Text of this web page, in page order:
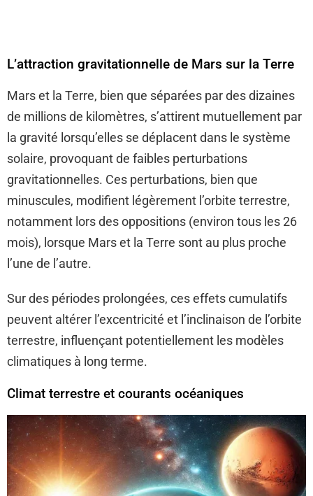
L’attraction gravitationnelle de Mars sur la Terre
Mars et la Terre, bien que séparées par des dizaines
de millions de kilomètres, s’attirent mutuellement par
la gravité lorsqu’elles se déplacent dans le système
solaire, provoquant de faibles perturbations
gravitationnelles. Ces perturbations, bien que
minuscules, modifient légèrement l’orbite terrestre,
notamment lors des oppositions (environ tous les 26
mois), lorsque Mars et la Terre sont au plus proche
l’une de l’autre.
Sur des périodes prolongées, ces effets cumulatifs
peuvent altérer l’excentricité et l’inclinaison de l’orbite
terrestre, influençant potentiellement les modèles
climatiques à long terme.
Climat terrestre et courants océaniques